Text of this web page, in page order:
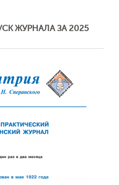
ЖУРНАЛА ЗА 2025